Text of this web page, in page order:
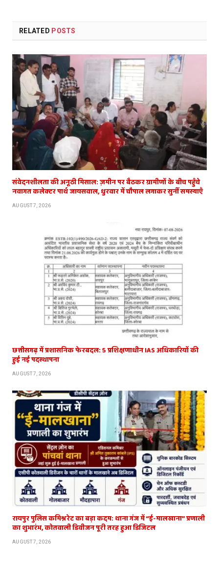
RELATED POSTS
संवेदनशीलता की अनूठी मिसाल: ज़मीन पर बैठकर ग्रामीणों के बीच पहुँचे
नवागत कलेक्टर पार्थ जायसवाल, धुरवार में चौपाल लगाकर सुनीं समस्याएँ
AUGUST 7, 2026
छत्तीसगढ़ में प्रशासनिक फेरबदल: 5 प्रशिक्षणाधीन IAS अधिकारियों की
हुई नई पदस्थापना
AUGUST 7, 2026
रायपुर पुलिस कमिश्नरेट का बड़ा कदम: थाना गंज में “ई-मालखाना” प्रणाली
का शुभारंभ, कोतवाली डिवीजन पूरी तरह हुआ डिजिटल
AUGUST 7, 2026